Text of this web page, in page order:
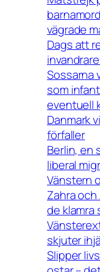
vägrade
Dags att
Sossarna
som
eventuell
Danmark
förfaller
Berlin, en
liberal
Vänstern
Zahra
de klamra
skjuter
Slipper